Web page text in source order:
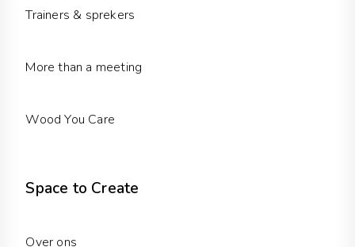
Trainers & sprekers
More than a meeting
Wood You Care
Space to Create
Over ons